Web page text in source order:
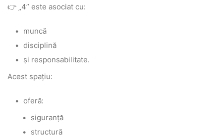
👉 „4” este asociat cu:
muncă
disciplină
și responsabilitate.
Acest spațiu:
oferă:
siguranță
structură